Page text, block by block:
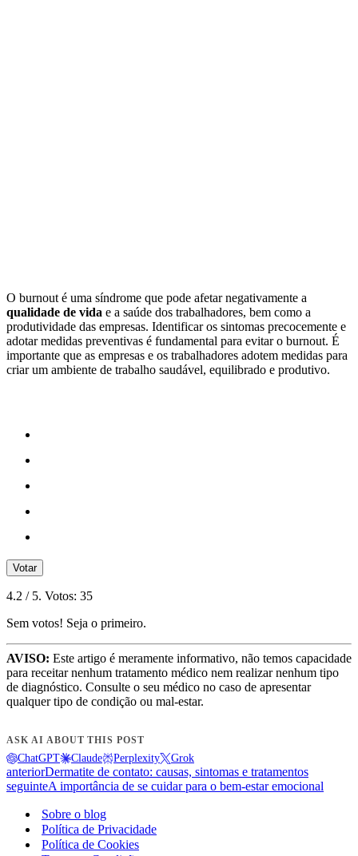
O burnout é uma síndrome que pode afetar negativamente a
qualidade de vida e a saúde dos trabalhadores, bem como a
produtividade das empresas. Identificar os sintomas precocemente e
adotar medidas preventivas é fundamental para evitar o burnout. É
importante que as empresas e os trabalhadores adotem medidas para
criar um ambiente de trabalho saudável, equilibrado e produtivo.
Votar
4.2 / 5. Votos: 35
Sem votos! Seja o primeiro.
AVISO: Este artigo é meramente informativo, não temos capacidade
para receitar nenhum tratamento médico nem realizar nenhum tipo
de diagnóstico. Consulte o seu médico no caso de apresentar
qualquer tipo de condição ou mal-estar.
ASK AI ABOUT THIS POST
ChatGPT Claude Perplexity Grok
anteriorDermatite de contato: causas, sintomas e tratamentos
seguinteA importância de se cuidar para o bem-estar emocional
Sobre o blog
Política de Privacidade
Política de Cookies